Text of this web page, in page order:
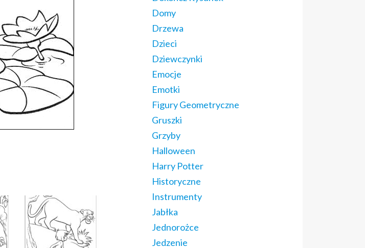
Domy
Drzewa
Dzieci
Dziewczynki
Emocje
Emotki
Figury Geometryczne
Gruszki
Grzyby
Halloween
Harry Potter
Historyczne
Instrumenty
Jabłka
Jednorożce
Jedzenie